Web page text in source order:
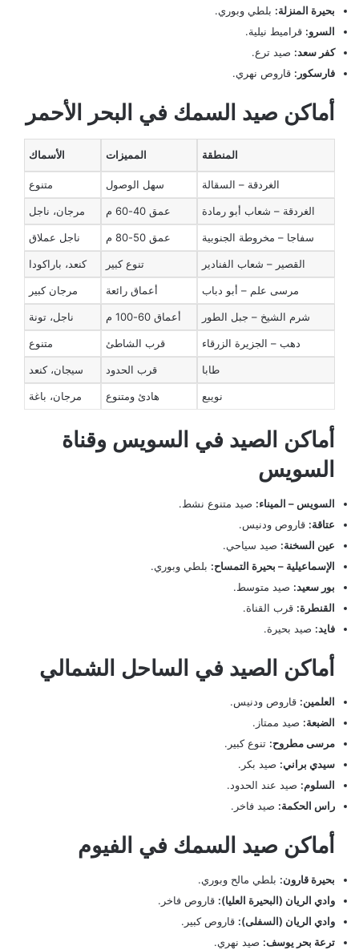
بحيرة المنزلة: بلطي وبوري.
السرو: قراميط نيلية.
كفر سعد: صيد ترع.
فارسكور: قاروص نهري.
أماكن صيد السمك في البحر الأحمر
المنطقة المميزات الأسماك
الغردقة – السقالة سهل الوصول متنوع
الغردقة – شعاب أبو رمادة عمق 40-60 م مرجان، ناجل
سفاجا – مخروطة الجنوبية عمق 50-80 م ناجل عملاق
القصير – شعاب الفنادير تنوع كبير كنعد، باراكودا
مرسى علم – أبو دباب أعماق رائعة مرجان كبير
شرم الشيخ – جبل الطور أعماق 60-100 م ناجل، تونة
دهب – الجزيرة الزرقاء قرب الشاطئ متنوع
طابا قرب الحدود سيجان، كنعد
نويبع هادئ ومتنوع مرجان، باغة
أماكن الصيد في السويس وقناة
السويس
السويس – الميناء: صيد متنوع نشط.
عتاقة: قاروص ودنيس.
عين السخنة: صيد سياحي.
الإسماعيلية – بحيرة التمساح: بلطي وبوري.
بور سعيد: صيد متوسط.
القنطرة: قرب القناة.
فايد: صيد بحيرة.
أماكن الصيد في الساحل الشمالي
العلمين: قاروص ودنيس.
الضبعة: صيد ممتاز.
مرسى مطروح: تنوع كبير.
سيدي براني: صيد بكر.
السلوم: صيد عند الحدود.
راس الحكمة: صيد فاخر.
أماكن صيد السمك في الفيوم
بحيرة قارون: بلطي مالح وبوري.
وادي الريان (البحيرة العليا): قاروص فاخر.
وادي الريان (السفلى): قاروص كبير.
ترعة بحر يوسف: صيد نهري.